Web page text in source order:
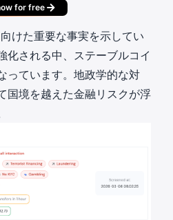
for free
けた重要な事実を示してい
化される中、ステーブルコイ
っています。地政学的な対
国境を越えた金融リスクが浮